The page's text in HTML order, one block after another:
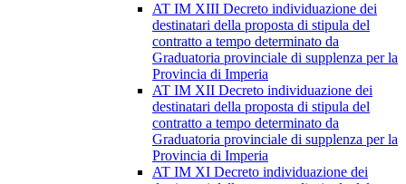
AT IM XIII Decreto individuazione dei
destinatari della proposta di stipula del
contratto a tempo determinato da
Graduatoria provinciale di supplenza per la
Provincia di Imperia
AT IM XII Decreto individuazione dei
destinatari della proposta di stipula del
contratto a tempo determinato da
Graduatoria provinciale di supplenza per la
Provincia di Imperia
AT IM XI Decreto individuazione dei